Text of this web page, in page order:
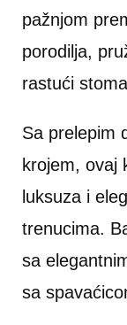
pažnjom
porodilja,
rastući
Sa prelepim
krojem, ovaj
luksuza i
trenucima.
sa
sa